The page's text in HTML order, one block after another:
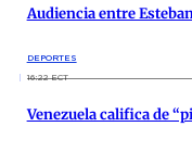
Audiencia entre
DEPORTES
16:22 ECT
Venezuela califica de